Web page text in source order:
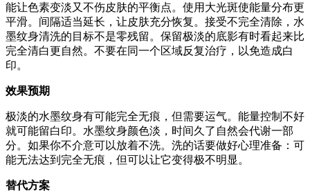
能让色素变淡又不伤皮肤的平衡点。使用大光斑使能量分布更
平滑。间隔适当延长，让皮肤充分恢复。接受不完全清除，水
墨纹身清洗的目标不是零残留。保留极淡的底影有时看起来比
完全清白更自然。不要在同一个区域反复治疗，以免造成白
印。
效果预期
极淡的水墨纹身有可能完全无痕，但需要运气。能量控制不好
就可能留白印。水墨纹身颜色淡，时间久了自然会代谢一部
分。如果你不介意可以放着不洗。洗的话要做好心理准备：可
能无法达到完全无痕，但可以让它变得极不明显。
替代方案